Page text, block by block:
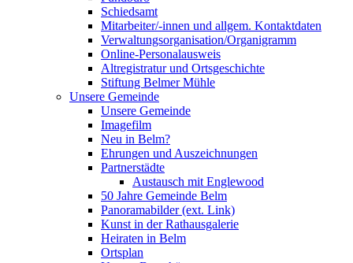
Schiedsamt
Mitarbeiter/-innen und allgem. Kontaktdaten
Verwaltungsorganisation/Organigramm
Online-Personalausweis
Altregistratur und Ortsgeschichte
Stiftung Belmer Mühle
Unsere Gemeinde
Unsere Gemeinde
Imagefilm
Neu in Belm?
Ehrungen und Auszeichnungen
Partnerstädte
Austausch mit Englewood
50 Jahre Gemeinde Belm
Panoramabilder (ext. Link)
Kunst in der Rathausgalerie
Heiraten in Belm
Ortsplan